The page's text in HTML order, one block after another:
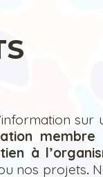
à
nos projets.